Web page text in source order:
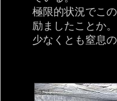
極限的状況でこ
励ましたことか。
少なくとも窒息